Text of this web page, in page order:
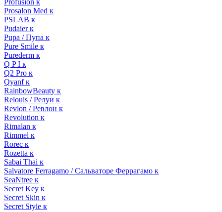
Profusion к
Prosalon Med к
PSLAB к
Pudaier к
Pupa / Пупа к
Pure Smile к
Purederm к
Q P I к
Q2 Pro к
Qyanf к
RainbowBeauty к
Relouis / Релуи к
Revlon / Ревлон к
Revolution к
Rimalan к
Rimmel к
Rorec к
Rozetta к
Sabai Thai к
Salvatore Ferragamo / Сальваторе Феррагамо к
SeaNtree к
Secret Key к
Secret Skin к
Secret Style к